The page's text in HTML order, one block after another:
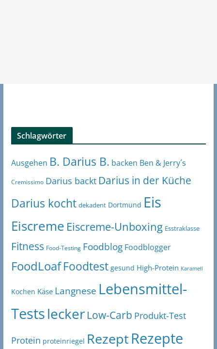
Schlagwörter
Ausgehen B. Darius B. backen Ben & Jerry´s
Cremissimo Darius backt Darius in der Küche
Darius kocht dekadent Dortmund Eis
Eiscreme Eiscreme-Unboxing Esstraklasse
Fitness Food-Testing Foodblog Foodblogger
FoodLoaf Foodtest gesund High-Protein Karamell
Kochen Käse Langnese Lebensmittel-
Testslecker Low-Carb Produkt-Test
Protein proteinriegel RezeptRezepte